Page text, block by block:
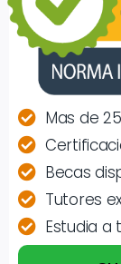
Mas de
Becas
Tutores
Estudia a